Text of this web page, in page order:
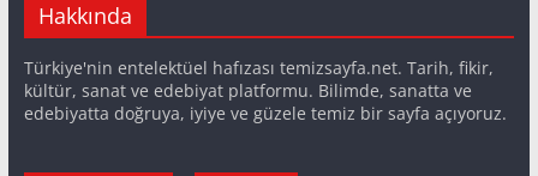
Hakkında
Türkiye'nin entelektüel hafızası temizsayfa.net. Tarih, fikir,
kültür, sanat ve edebiyat platformu. Bilimde, sanatta ve
edebiyatta doğruya, iyiye ve güzele temiz bir sayfa açıyoruz.